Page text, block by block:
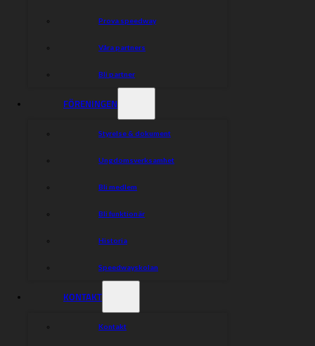
Prova speedway
Våra partners
Bli partner
FÖRENINGEN
Styrelse & dokument
Ungdomsverksamhet
Bli medlem
Bli funktionär
Historia
Speedwayskolan
KONTAKT
Kontakt